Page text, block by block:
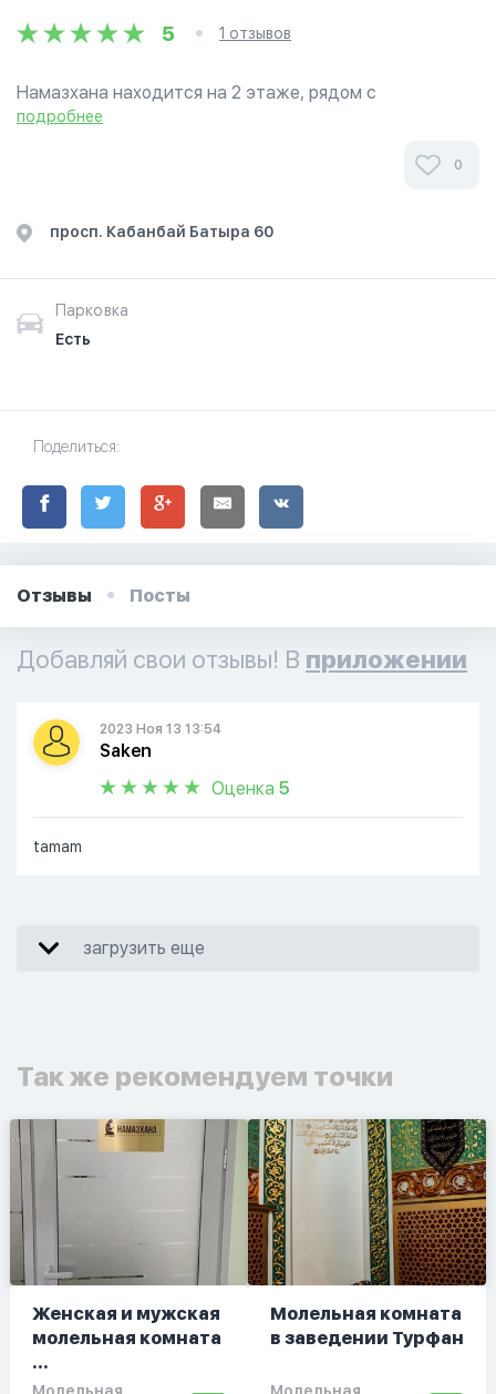
5 1 отзывов
Намазхана находится на 2 этаже, рядом с
кинотеатром.
Ознакомьтесь с отзывами посетителей Намазхана в
начинается здесь.
подробнее
0
просп. Кабанбай Батыра 60
Парковка
Есть
Поделиться:
Отзывы Посты
Добавляй свои отзывы! В приложении
2023 Ноя 13 13:54
Saken
Оценка 5
tamam
загрузить еще
Так же рекомендуем точки
Женская и мужская
молельная комната
...
Молельная
Молельная комната
в заведении Турфан
Молельная